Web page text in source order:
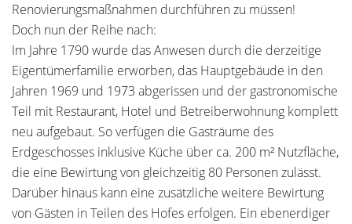
Renovierungsmaßnahmen durchführen zu müssen!
Doch nun der Reihe nach:
Im Jahre 1790 wurde das Anwesen durch die derzeitige
Eigentümerfamilie erworben, das Hauptgebäude in den
Jahren 1969 und 1973 abgerissen und der gastronomische
Teil mit Restaurant, Hotel und Betreiberwohnung komplett
neu aufgebaut. So verfügen die Gasträume des
Erdgeschosses inklusive Küche über ca. 200 m² Nutzfläche,
die eine Bewirtung von gleichzeitig 80 Personen zulässt.
Darüber hinaus kann eine zusätzliche weitere Bewirtung
von Gästen in Teilen des Hofes erfolgen. Ein ebenerdiger